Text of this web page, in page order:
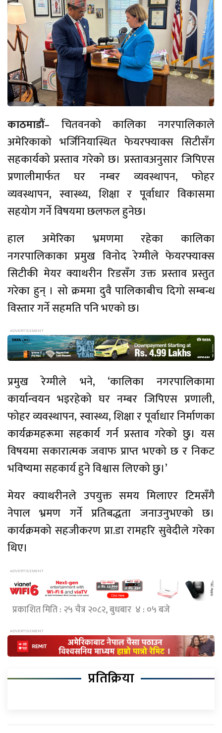
काठमाडौं– चितवनको कालिका नगरपालिकाले
अमेरिकाको भर्जिनियास्थित फेयरफ्याक्स सिटीसँग
सहकार्यको प्रस्ताव गरेको छ। प्रस्तावअनुसार जिपिएस
प्रणालीमार्फत घर नम्बर व्यवस्थापन, फोहर
व्यवस्थापन, स्वास्थ्य, शिक्षा र पूर्वाधार विकासमा
सहयोग गर्ने विषयमा छलफल हुनेछ।
हाल अमेरिका भ्रमणमा रहेका कालिका
नगरपालिकाका प्रमुख विनोद रेग्मीले फेयरफ्याक्स
सिटीकी मेयर क्याथरीन रिडसँग उक्त प्रस्ताव प्रस्तुत
गरेका हुन् । सो क्रममा दुवै पालिकाबीच दिगो सम्बन्ध
विस्तार गर्ने सहमति पनि भएको छ।
प्रमुख रेग्मीले भने, ‘कालिका नगरपालिकामा
कार्यान्वयन भइरहेको घर नम्बर जिपिएस प्रणाली,
फोहर व्यवस्थापन, स्वास्थ्य, शिक्षा र पूर्वाधार निर्माणका
कार्यक्रमहरूमा सहकार्य गर्न प्रस्ताव गरेको छु। यस
विषयमा सकारात्मक जवाफ प्राप्त भएको छ र निकट
भविष्यमा सहकार्य हुने विश्वास लिएको छु।’
मेयर क्याथरीनले उपयुक्त समय मिलाएर टिमसँगै
नेपाल भ्रमण गर्ने प्रतिबद्धता जनाउनुभएको छ।
कार्यक्रमको सहजीकरण प्रा.डा रामहरि सुवेदीले गरेका
थिए।
प्रकाशित मिति : २५ चैत्र २०८२, बुधबार ४ : ०५ बजे
प्रतिक्रिया